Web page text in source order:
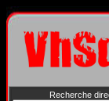
Recherche